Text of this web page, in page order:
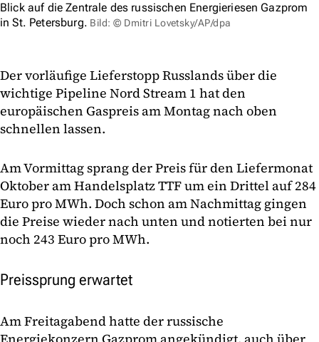
Blick auf die Zentrale des russischen Energieriesen Gazprom
in St. Petersburg. Bild: © Dmitri Lovetsky/AP/dpa
Der vorläufige Lieferstopp Russlands über die
wichtige Pipeline Nord Stream 1 hat den
europäischen Gaspreis am Montag nach oben
schnellen lassen.
Am Vormittag sprang der Preis für den Liefermonat
Oktober am Handelsplatz TTF um ein Drittel auf 284
Euro pro MWh. Doch schon am Nachmittag gingen
die Preise wieder nach unten und notierten bei nur
noch 243 Euro pro MWh.
Preissprung erwartet
Am Freitagabend hatte der russische